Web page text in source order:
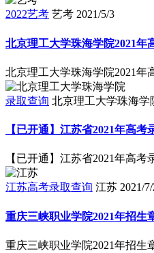
2022艺考 艺考 2021/5/3
北京理工大学珠海学院2021年
北京理工大学珠海学院2021年
录取查询 北京理工大学珠海学
【已开通】江苏省2021年高考
【已开通】江苏省2021年高考
江苏高考录取查询 江苏 2021/
重庆三峡职业学院2021年招生
重庆三峡职业学院2021年招生